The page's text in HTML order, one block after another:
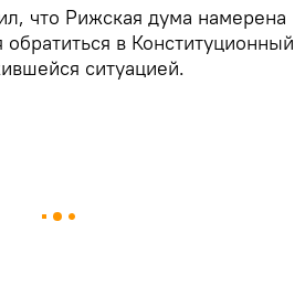
что Рижская дума намерена
в Конституционный
ситуацией.